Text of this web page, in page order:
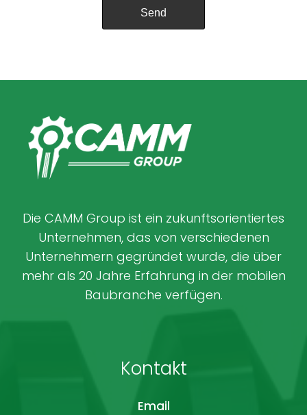
Die CAMM Group ist ein zukunftsorientiertes
Unternehmen, das von verschiedenen
Unternehmern gegründet wurde, die über
mehr als 20 Jahre Erfahrung in der mobilen
Baubranche verfügen.
Kontakt
Email